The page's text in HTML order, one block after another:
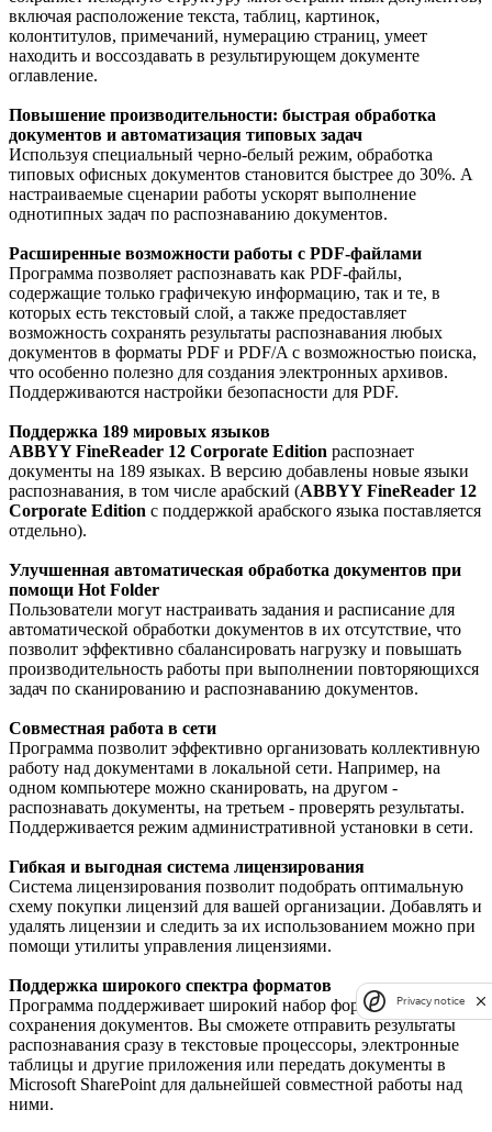
включая расположение текста, таблиц, картинок,
колонтитулов, примечаний, нумерацию страниц, умеет
находить и воссоздавать в результирующем документе
оглавление.
Повышение производительности: быстрая обработка
документов и автоматизация типовых задач
Используя специальный черно-белый режим, обработка
типовых офисных документов становится быстрее до 30%. А
настраиваемые сценарии работы ускорят выполнение
однотипных задач по распознаванию документов.
Расширенные возможности работы с PDF-файлами
Программа позволяет распознавать как PDF-файлы,
содержащие только графичекую информацию, так и те, в
которых есть текстовый слой, а также предоставляет
возможность сохранять результаты распознавания любых
документов в форматы PDF и PDF/A с возможностью поиска,
что особенно полезно для создания электронных архивов.
Поддерживаются настройки безопасности для PDF.
Поддержка 189 мировых языков
ABBYY FineReader 12 Corporate Edition распознает
документы на 189 языках. В версию добавлены новые языки
распознавания, в том числе арабский (ABBYY FineReader 12
Corporate Edition с поддержкой арабского языка поставляется
отдельно).
Улучшенная автоматическая обработка документов при
помощи Hot Folder
Пользователи могут настраивать задания и расписание для
автоматической обработки документов в их отсутствие, что
позволит эффективно сбалансировать нагрузку и повышать
производительность работы при выполнении повторяющихся
задач по сканированию и распознаванию документов.
Совместная работа в сети
Программа позволит эффективно организовать коллективную
работу над документами в локальной сети. Например, на
одном компьютере можно сканировать, на другом -
распознавать документы, на третьем - проверять результаты.
Поддерживается режим административной установки в сети.
Гибкая и выгодная система лицензирования
Система лицензирования позволит подобрать оптимальную
схему покупки лицензий для вашей организации. Добавлять и
удалять лицензии и следить за их использованием можно при
помощи утилиты управления лицензиями.
Поддержка широкого спектра форматов
Программа поддерживает широкий набор форматов
сохранения документов. Вы сможете отправить результаты
распознавания сразу в текстовые процессоры, электронные
таблицы и другие приложения или передать документы в
Microsoft SharePoint для дальнейшей совместной работы над
ними.
Privacy notice